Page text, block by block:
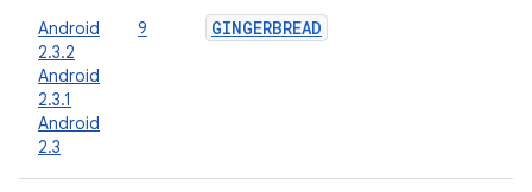
Android
2.3.2
Android
2.3.1
Android
2.3
9 GINGERBREAD